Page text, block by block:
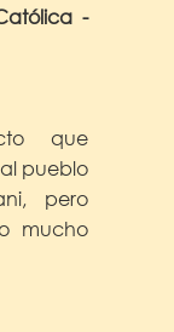
-
que
pueblo
pero
mucho